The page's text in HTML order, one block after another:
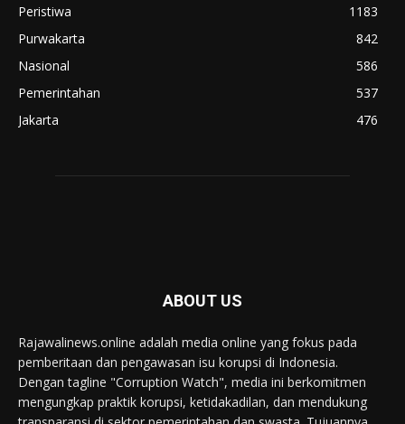
Peristiwa
1183
Purwakarta
842
Nasional
586
Pemerintahan
537
Jakarta
476
ABOUT US
Rajawalinews.online adalah media online yang fokus pada
pemberitaan dan pengawasan isu korupsi di Indonesia.
Dengan tagline "Corruption Watch", media ini berkomitmen
mengungkap praktik korupsi, ketidakadilan, dan mendukung